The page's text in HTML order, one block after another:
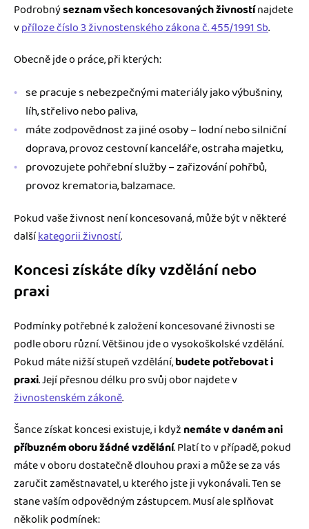
Podrobnýseznam všech koncesovaných živnostínajdete
vpříloze číslo 3 živnostenského zákona č. 455/1991 Sb.
Obecně jde o práce, při kterých:
se pracuje s nebezpečnými materiály jako výbušniny,
líh, střelivo nebo paliva,
máte zodpovědnost za jiné osoby – lodní nebo silniční
doprava, provoz cestovní kanceláře, ostraha majetku,
provozujete pohřební služby – zařizování pohřbů,
provoz krematoria, balzamace.
Pokud vaše živnost není koncesovaná, může být v některé
dalšíkategorii živností.
Koncesi získáte díky vzdělání nebo
praxi
Podmínky potřebné k založení koncesované živnosti se
podle oboru různí. Většinou jde o vysokoškolské vzdělání.
Pokud máte nižší stupeň vzdělání,budete potřebovat i
praxi. Její přesnou délku pro svůj obor najdete v
živnostenském zákoně.
Šance získat koncesi existuje, i kdyžnemáte v daném ani
příbuzném oboru žádné vzdělání. Platí to v případě, pokud
máte v oboru dostatečně dlouhou praxi a může se za vás
zaručit zaměstnavatel, u kterého jste ji vykonávali. Ten se
stane vaším odpovědným zástupcem. Musí ale splňovat
několik podmínek: